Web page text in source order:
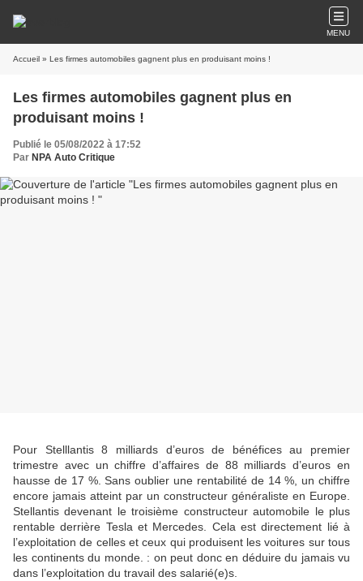
MENU
Accueil » Les firmes automobiles gagnent plus en produisant moins !
Les firmes automobiles gagnent plus en
produisant moins !
Publié le 05/08/2022 à 17:52
Par NPA Auto Critique
Pour Stelllantis 8 milliards d’euros de bénéfices au premier
trimestre avec un chiffre d’affaires de 88 milliards d’euros en
hausse de 17 %. Sans oublier une rentabilité de 14 %, un chiffre
encore jamais atteint par un constructeur généraliste en Europe.
Stellantis devenant le troisième constructeur automobile le plus
rentable derrière Tesla et Mercedes. Cela est directement lié à
l’exploitation de celles et ceux qui produisent les voitures sur tous
les continents du monde. : on peut donc en déduire du jamais vu
dans l’exploitation du travail des salarié(e)s.